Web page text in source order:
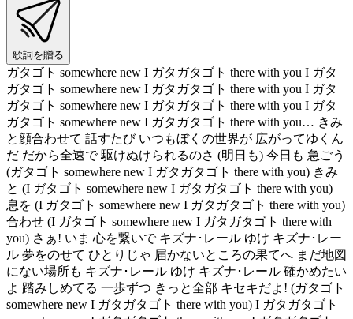
歌詞を贈る
ガタゴト somewhere new I ガタガタゴト there with you I ガタ
ガタゴト somewhere new I ガタガタゴト there with you I ガタ
ガタゴト somewhere new I ガタガタゴト there with you I ガタ
ガタゴト somewhere new I ガタガタゴト there with you… きみ
と顔合わせて 話すたび いつもぼくの世界が 広がってゆくん
だ だから全速で 駆けぬけられるのさ (明日も) 今日も 急ごう
(ガタゴト somewhere new I ガタガタゴト there with you) きみ
と (I ガタゴト somewhere new I ガタガタゴト there with you)
息を (I ガタゴト somewhere new I ガタガタゴト there with you)
合わせ (I ガタゴト somewhere new I ガタガタゴト there with
you) さぁ! いま 心を繋いで キズナ･レール ゆけ キズナ･レー
ル 夢をのせて ひとりじゃ 届かないところの果てへ まだ地図
にない場所も キズナ･レール ゆけ キズナ･レール 確かめたい
よ 踏みしめてる 一歩ずつ きっと全部 キセキだよ! (ガタゴト
somewhere new I ガタガタゴト there with you) I ガタガタゴト